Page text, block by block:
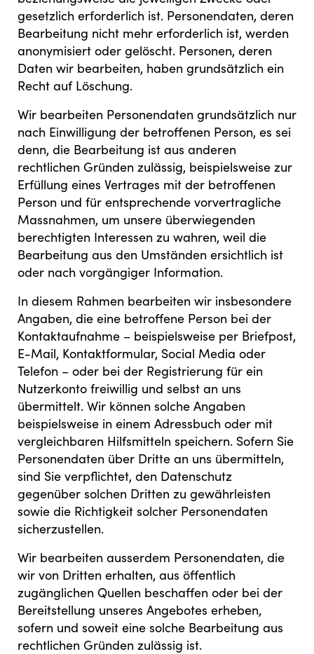
gesetzlich erforderlich ist. Personendaten, deren
Bearbeitung nicht mehr erforderlich ist, werden
anonymisiert oder gelöscht. Personen, deren
Daten wir bearbeiten, haben grundsätzlich ein
Recht auf Löschung.
Wir bearbeiten Personendaten grundsätzlich nur
nach Einwilligung der betroffenen Person, es sei
denn, die Bearbeitung ist aus anderen
rechtlichen Gründen zulässig, beispielsweise zur
Erfüllung eines Vertrages mit der betroffenen
Person und für entsprechende vorvertragliche
Massnahmen, um unsere überwiegenden
berechtigten Interessen zu wahren, weil die
Bearbeitung aus den Umständen ersichtlich ist
oder nach vorgängiger Information.
In diesem Rahmen bearbeiten wir insbesondere
Angaben, die eine betroffene Person bei der
Kontaktaufnahme – beispielsweise per Briefpost,
E-Mail, Kontaktformular, Social Media oder
Telefon – oder bei der Registrierung für ein
Nutzerkonto freiwillig und selbst an uns
übermittelt. Wir können solche Angaben
beispielsweise in einem Adressbuch oder mit
vergleichbaren Hilfsmitteln speichern. Sofern Sie
Personendaten über Dritte an uns übermitteln,
sind Sie verpflichtet, den Datenschutz
gegenüber solchen Dritten zu gewährleisten
sowie die Richtigkeit solcher Personendaten
sicherzustellen.
Wir bearbeiten ausserdem Personendaten, die
wir von Dritten erhalten, aus öffentlich
zugänglichen Quellen beschaffen oder bei der
Bereitstellung unseres Angebotes erheben,
sofern und soweit eine solche Bearbeitung aus
rechtlichen Gründen zulässig ist.